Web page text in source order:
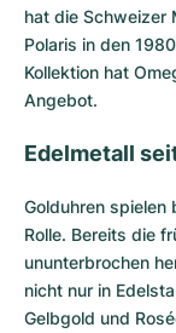
hat die Schweizer
Polaris in den
Kollektion hat
Angebot.
Edelmetall
Golduhren spielen
Rolle. Bereits die
ununterbrochen
nicht nur in
Gelbgold und